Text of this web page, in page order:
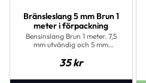
Bränsleslang 5 mm Brun 1
meter i förpackning
Bensinslang Brun 1 meter. 7,5
mm utvändig och 5 mm
35kr